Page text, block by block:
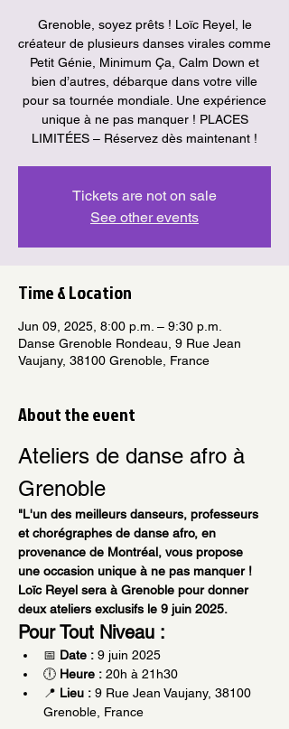
Grenoble, soyez prêts ! Loïc Reyel, le
créateur de plusieurs danses virales comme
Petit Génie, Minimum Ça, Calm Down et
bien d’autres, débarque dans votre ville
pour sa tournée mondiale. Une expérience
unique à ne pas manquer ! PLACES
Tickets are not on sale
See other events
Time & Location
Jun 09, 2025, 8:00 p.m. – 9:30 p.m.
Danse Grenoble Rondeau, 9 Rue Jean
Vaujany, 38100 Grenoble, France
About the event
Ateliers de danse afro à
Grenoble
"L'un des meilleurs danseurs, professeurs
et chorégraphes de danse afro, en
provenance de Montréal, vous propose
une occasion unique à ne pas manquer !
Loïc Reyel sera à Grenoble pour donner
deux ateliers exclusifs le 9 juin 2025.
Pour Tout Niveau :
📅 Date : 9 juin 2025
🕕 Heure : 20h à 21h30
📍 Lieu : 9 Rue Jean Vaujany, 38100
Grenoble, France